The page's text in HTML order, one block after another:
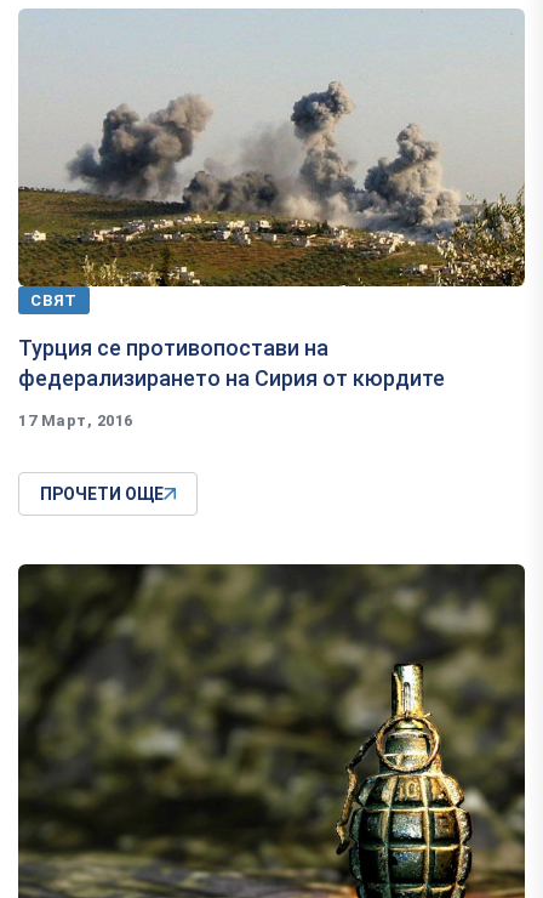
СВЯТ
Турция се противопостави на
федерализирането на Сирия от кюрдите
17 Март, 2016
ПРОЧЕТИ ОЩЕ